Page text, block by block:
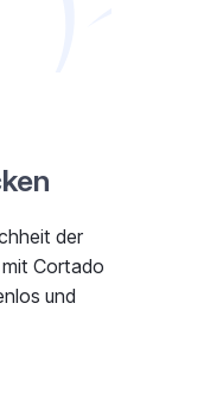
der
Cortado
und